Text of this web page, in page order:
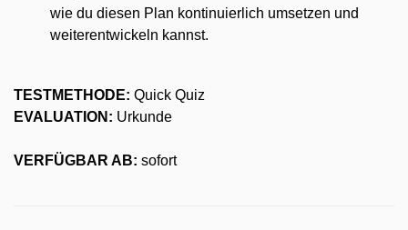
wie du diesen Plan kontinuierlich umsetzen und
weiterentwickeln kannst.
TESTMETHODE: Quick Quiz
EVALUATION: Urkunde
VERFÜGBAR AB: sofort